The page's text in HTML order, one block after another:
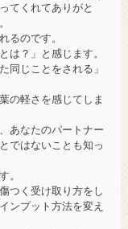
てくれてありがと
るのです。
は？」と感じます。
同じことをされる」
の軽さを感じてしま
あなたのパートナー
ではないことも知っ
。
つく受け取り方をし
ンプット方法を変え